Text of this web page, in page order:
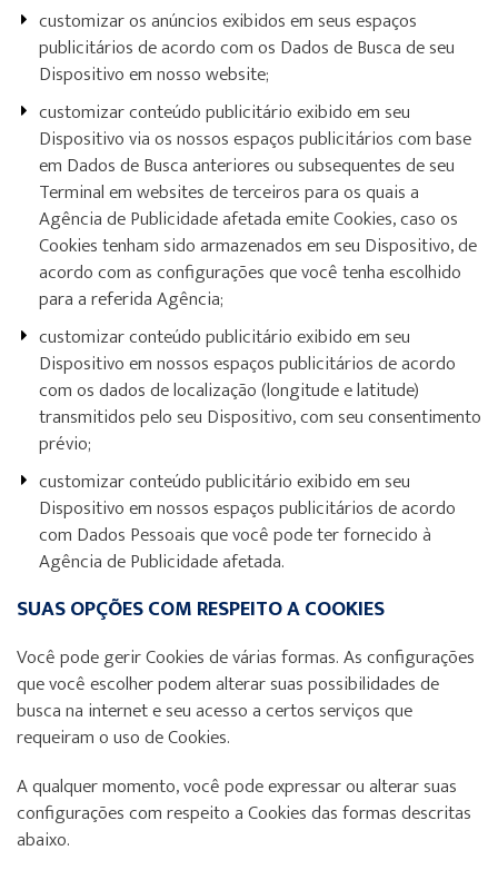
customizar os anúncios exibidos em seus espaços
publicitários de acordo com os Dados de Busca de seu
Dispositivo em nosso website;
customizar conteúdo publicitário exibido em seu
Dispositivo via os nossos espaços publicitários com base
em Dados de Busca anteriores ou subsequentes de seu
Terminal em websites de terceiros para os quais a
Agência de Publicidade afetada emite Cookies, caso os
Cookies tenham sido armazenados em seu Dispositivo, de
acordo com as configurações que você tenha escolhido
para a referida Agência;
customizar conteúdo publicitário exibido em seu
Dispositivo em nossos espaços publicitários de acordo
com os dados de localização (longitude e latitude)
transmitidos pelo seu Dispositivo, com seu consentimento
prévio;
customizar conteúdo publicitário exibido em seu
Dispositivo em nossos espaços publicitários de acordo
com Dados Pessoais que você pode ter fornecido à
Agência de Publicidade afetada.
SUAS OPÇÕES COM RESPEITO A COOKIES
Você pode gerir Cookies de várias formas. As configurações
que você escolher podem alterar suas possibilidades de
busca na internet e seu acesso a certos serviços que
requeiram o uso de Cookies.
A qualquer momento, você pode expressar ou alterar suas
configurações com respeito a Cookies das formas descritas
abaixo.